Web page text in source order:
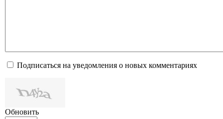
Подписаться на уведомления о новых комментариях
Обновить